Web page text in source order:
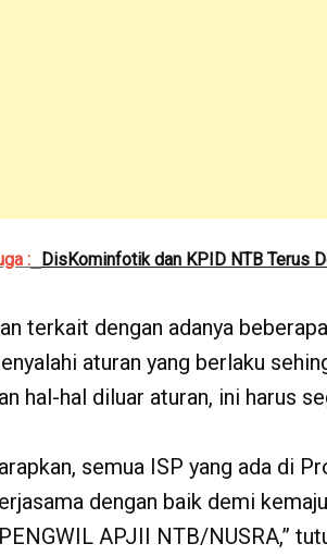
: DisKominfotik dan KPID NTB Terus
terkait dengan adanya
aturan yang berlaku
hal-hal diluar aturan, ini harus
semua ISP yang ada di
dengan baik demi
APJII NTB/NUSRA,”